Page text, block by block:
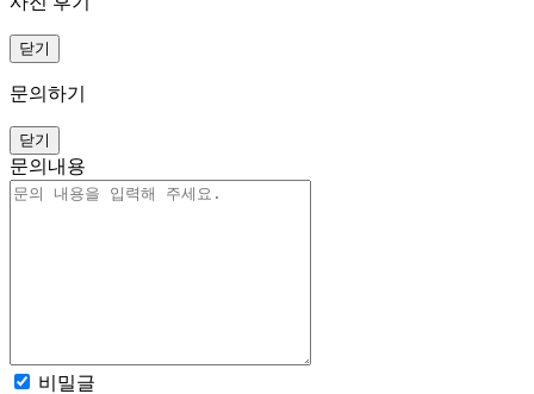
닫기
문의하기
닫기
문의내용
비밀글